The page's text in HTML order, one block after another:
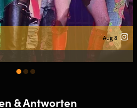
Aug 8
& Antworten